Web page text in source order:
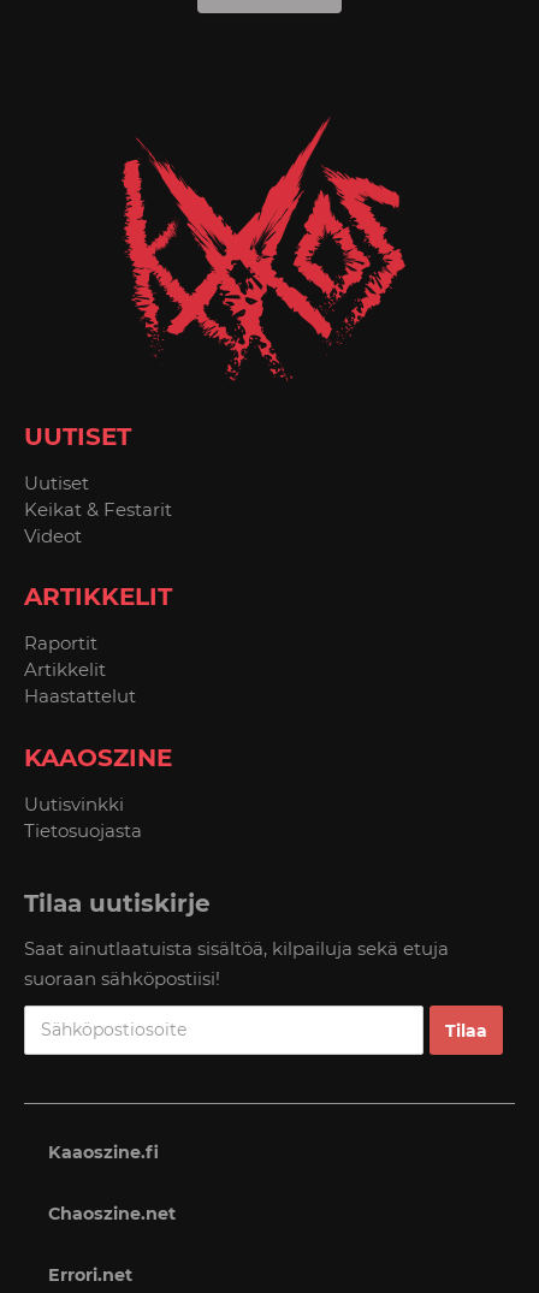
UUTISET
Uutiset
Keikat & Festarit
Videot
ARTIKKELIT
Raportit
Artikkelit
Haastattelut
KAAOSZINE
Uutisvinkki
Tietosuojasta
Tilaa uutiskirje
Saat ainutlaatuista sisältöä, kilpailuja sekä etuja
suoraan sähköpostiisi!
Kaaoszine.fi
Chaoszine.net
Errori.net